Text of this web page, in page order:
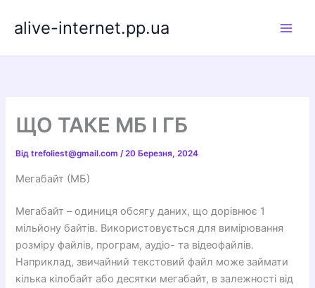
alive-internet.pp.ua
ЩО ТАКЕ МБ І ГБ
Відtrefoliest@gmail.com/20 Березня, 2024
Мегабайт (МБ)
Мегабайт – одиниця обсягу даних, що дорівнює 1
мільйону байтів. Використовується для вимірювання
розміру файлів, програм, аудіо- та відеофайлів.
Наприклад, звичайний текстовий файл може займати
кілька кілобайт або десятки мегабайт, в залежності від